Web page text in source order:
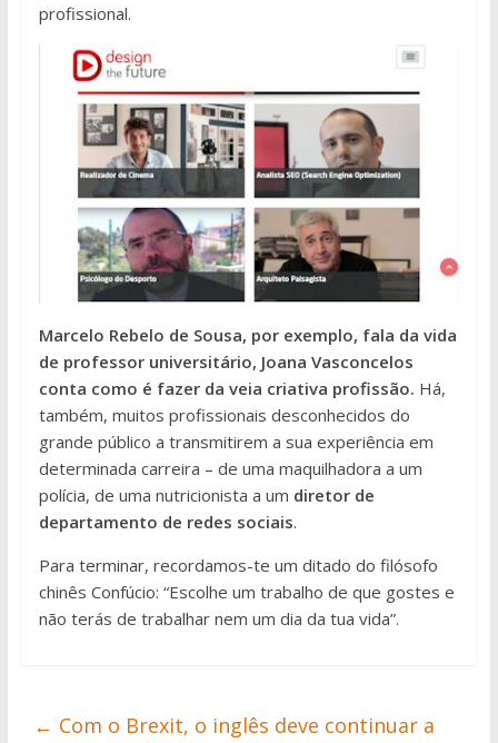
profissional.
Marcelo Rebelo de Sousa, por exemplo, fala da vida
de professor universitário, Joana Vasconcelos
conta como é fazer da veia criativa profissão. Há,
também, muitos profissionais desconhecidos do
grande público a transmitirem a sua experiência em
determinada carreira – de uma maquilhadora a um
polícia, de uma nutricionista a um diretor de
departamento de redes sociais.
Para terminar, recordamos-te um ditado do filósofo
chinês Confúcio: “Escolhe um trabalho de que gostes e
não terás de trabalhar nem um dia da tua vida”.
← Com o Brexit, o inglês deve continuar a